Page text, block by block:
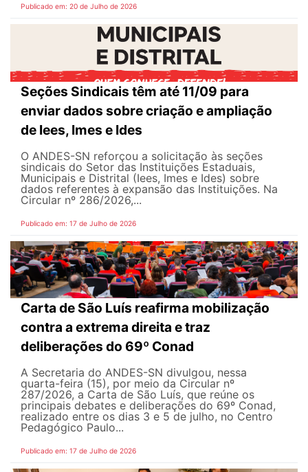
Publicado em: 20 de Julho de 2026
Seções Sindicais têm até 11/09 para
enviar dados sobre criação e ampliação
de Iees, Imes e Ides
O ANDES-SN reforçou a solicitação às seções
sindicais do Setor das Instituições Estaduais,
Municipais e Distrital (Iees, Imes e Ides) sobre
dados referentes à expansão das Instituições. Na
Circular nº 286/2026,...
Publicado em: 17 de Julho de 2026
Carta de São Luís reafirma mobilização
contra a extrema direita e traz
deliberações do 69º Conad
A Secretaria do ANDES-SN divulgou, nessa
quarta-feira (15), por meio da Circular nº
287/2026, a Carta de São Luís, que reúne os
principais debates e deliberações do 69º Conad,
realizado entre os dias 3 e 5 de julho, no Centro
Pedagógico Paulo...
Publicado em: 17 de Julho de 2026